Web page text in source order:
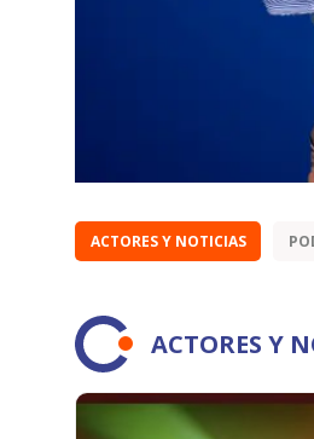
ACTORES Y NOTICIAS
ACTORES Y